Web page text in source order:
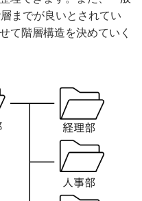
までが良いとされてい
て階層構造を決めていく